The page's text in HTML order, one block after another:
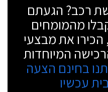
רכב? הגעתם
מהמומחים
הכירו את מבצעי
המיוחדות
בחינם הצעה
עכשיו